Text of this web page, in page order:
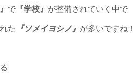
で 『学校』 が整備されていく中で
た 『ソメイヨシノ』 が多いですね！